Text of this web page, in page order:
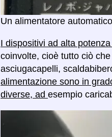
Un alimentatore
I dispositivi ad alta
coinvolte, cioè tutto ciò
asciugacapelli,
alimentazione sono in
diverse, ad esempio